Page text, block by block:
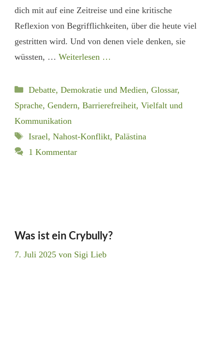
dich mit auf eine Zeitreise und eine kritische
Reflexion von Begrifflichkeiten, über die heute viel
gestritten wird. Und von denen viele denken, sie
wüssten, … Weiterlesen …
Kategorien
Debatte, Demokratie und Medien, Glossar,
Sprache, Gendern, Barrierefreiheit, Vielfalt und
Kommunikation
Schlagwörter
Israel, Nahost-Konflikt, Palästina
1 Kommentar
Was ist ein Crybully?
7. Juli 2025 von Sigi Lieb